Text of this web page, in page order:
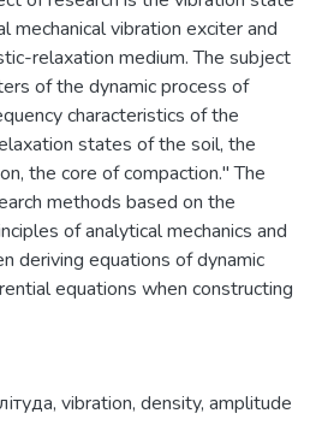
mechanical vibration exciter and
relaxation medium. The subject
of the dynamic process of
characteristics of the
states of the soil, the
the core of compaction." The
methods based on the
of analytical mechanics and
deriving equations of dynamic
equations when constructing
, vibration, density, amplitude